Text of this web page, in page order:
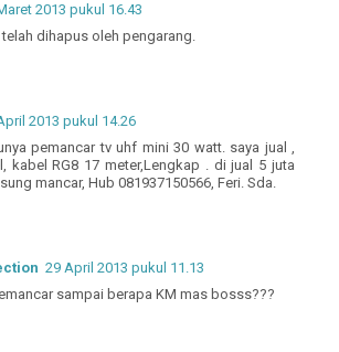
2013 pukul 16.43
dihapus oleh pengarang.
2013 pukul 14.26
pemancar tv uhf mini 30 watt. saya jual ,
kabel RG8 17 meter,Lengkap . di jual 5 juta
mancar, Hub 081937150566, Feri. Sda.
29 April 2013 pukul 11.13
sampai berapa KM mas bosss???